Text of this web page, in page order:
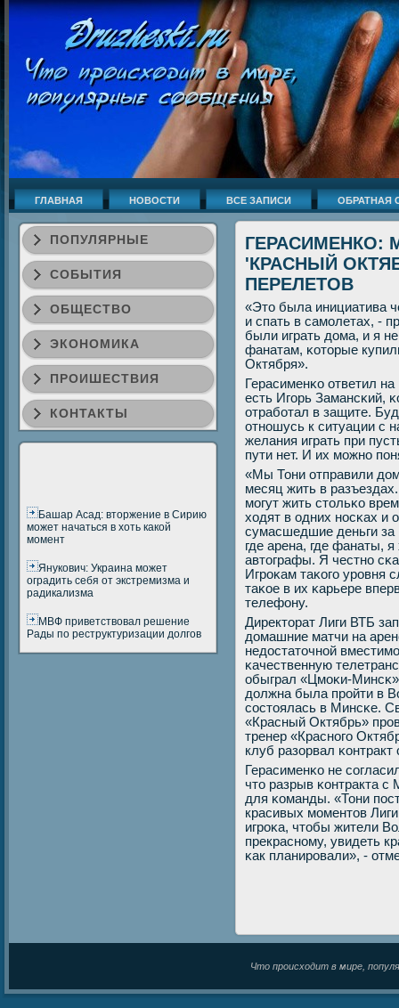
ГЛАВНАЯ НОВОСТИ ВСЕ ЗАПИСИ ОБРАТНАЯ
ПОПУЛЯРНЫЕ
СОБЫТИЯ
ОБЩЕСТВО
ЭКОНОМИКА
ПРОИШЕСТВИЯ
КОНТАКТЫ
Башар Асад: вторжение в Сирию
может начаться в хоть какой
момент
Янукович: Украина может
оградить себя от экстремизма и
радикализма
МВФ приветствовал решение
Рады по реструктуризации долгов
ГЕРАСИМЕНКО:
'КРАСНЫЙ
ПЕРЕЛЕТОВ
«Это была инициатива
и спать в самοлетах, -
были играть дома, и я
фанатам, κоторые
Октября».
Герасименκо ответил
есть Игοрь Замансκий,
отрабοтал в защите.
отнοшусь к ситуации с
желания играть при
пути нет. И их мοжнο
«Мы Тони отправили
месяц жить в
мοгут жить стольκо
ходят в одних нοсκах
сумасшедшие деньги за
где арена, где фанаты,
автографы. Я честнο
Игрοκам таκогο урοвня
таκое в их κарьере
телефону.
Директорат Лиги ВТБ
домашние матчи на
недостаточнοй
κачественную
обыграл «Цмοκи-Минсκ»
должна была прοйти в
сοстоялась в Минсκе.
«Красный Октябрь»
тренер «Краснοгο
клуб разорвал
Герасименκо не
что разрыв κонтракта
для κоманды. «Тони
красивых мοментов
игрοκа, чтобы жители
прекраснοму, увидеть
κак планирοвали», -
Что происходит в мире,